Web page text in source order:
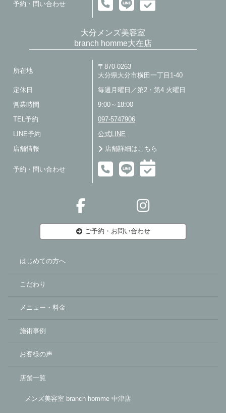
予約・問い合わせ
大分メンズ美容室
branch homme大在店
所在地
〒870-0263
大分県大分市横田一丁目1-40
定休日 毎週月曜日／第2・第4 火曜日
営業時間 9:00～18:00
TEL予約 097-5747906
LINE予約 公式LINE
店舗情報 店舗詳細はこちら
予約・問い合わせ
ご予約・お問い合わせ
はじめての方へ
こだわり
メニュー・料金
施術事例
お客様の声
店舗一覧
メンズ美容室 branch homme 中津店